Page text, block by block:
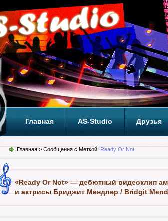
Главная AS-Studio Друзья
Теги ТОП
Главная > Сообщения с Меткой: Ready Or Not
«Ready Or Not» — дебютный видеоклип
и актрисы Бриджит Мендлер / Bridgit